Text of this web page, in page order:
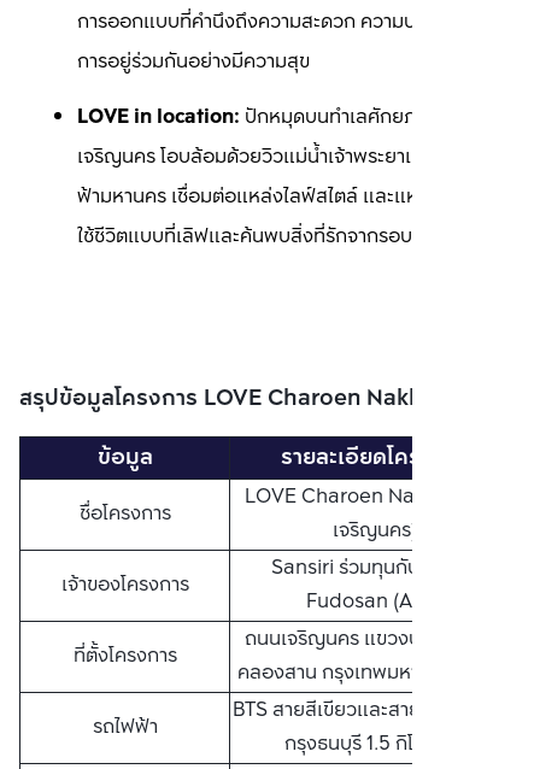
การออกแบบที่คำนึงถึงความสะดวก ความปลอดภัย และ
การอยู่ร่วมกันอย่างมีความสุข
LOVE in location: ปักหมุดบนทำเลศักยภาพของถนน
เจริญนคร โอบล้อมด้วยวิวแม่น้ำเจ้าพระยาและเส้นขอบ
ฟ้ามหานคร เชื่อมต่อแหล่งไลฟ์สไตล์ และแหล่งงาน ให้ได้
ใช้ชีวิตแบบที่เลิฟและค้นพบสิ่งที่รักจากรอบตัวได้ทุกวัน
สรุปข้อมูลโครงการ LOVE Charoen Nakhon
ข้อมูล
รายละเอียดโครงการ
ชื่อโครงการ
LOVE Charoen Nakhon (เลิฟ
เจริญนคร)
เจ้าของโครงการ
Sansiri ร่วมทุนกับ Mitsui
Fudosan (Asia)
ที่ตั้งโครงการ
ถนนเจริญนคร แขวงบางลำภูล่าง
คลองสาน กรุงเทพมหานคร 10600
รถไฟฟ้า
BTS สายสีเขียวและสายสีทอง สถานี
กรุงธนบุรี 1.5 กิโลเมตร